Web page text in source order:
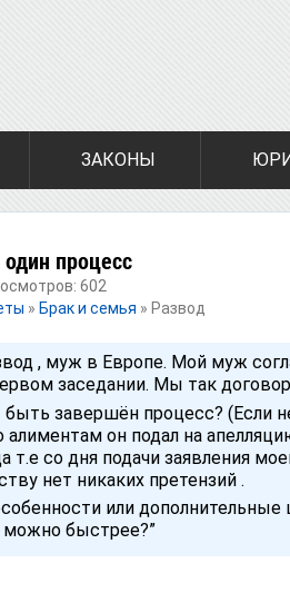
ЗАКОНЫ
процесс
602
» Брак и семья » Развод
, муж в Европе. Мой муж
заседании. Мы так
завершён процесс? (Если
алиментам он подал на
т.е со дня подачи заявления
нет никаких претензий .
или
быстрее?”